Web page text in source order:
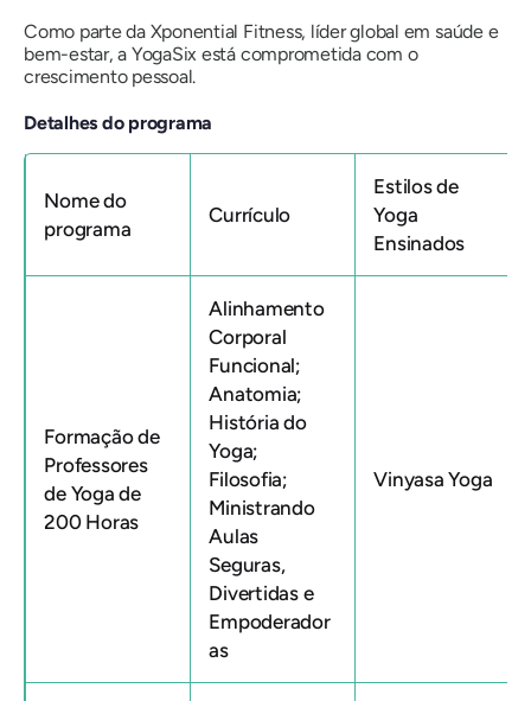
Como parte da Xponential Fitness, líder global em saúde e
bem-estar, a YogaSix está comprometida com o
crescimento pessoal.
Detalhes do programa
Nome do
programa
Currículo
Estilos de
Yoga
Ensinados
Formação de
Professores
de Yoga de
200 Horas
Alinhamento
Corporal
Funcional;
Anatomia;
História do
Yoga;
Filosofia;
Ministrando
Aulas
Seguras,
Divertidas e
Empoderador
as
Vinyasa Yoga